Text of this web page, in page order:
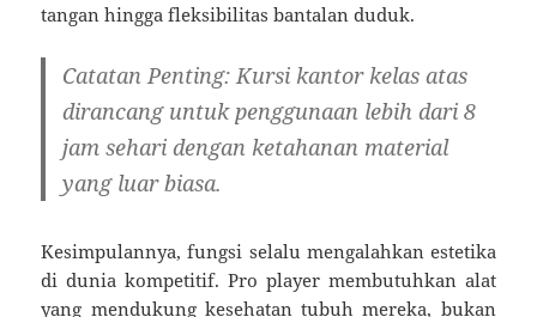
tangan hingga fleksibilitas bantalan duduk.
Catatan Penting: Kursi kantor kelas atas
dirancang untuk penggunaan lebih dari 8
jam sehari dengan ketahanan material
yang luar biasa.
Kesimpulannya, fungsi selalu mengalahkan estetika
di dunia kompetitif. Pro player membutuhkan alat
yang mendukung kesehatan tubuh mereka, bukan